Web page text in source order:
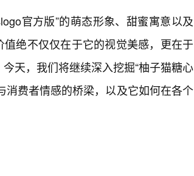
官方版”的萌态形象、甜蜜寓意以及
绝不仅仅在于它的视觉美感，更在于
天，我们将继续深入挖掘“柚子猫糖心
消费者情感的桥梁，以及它如何在各个